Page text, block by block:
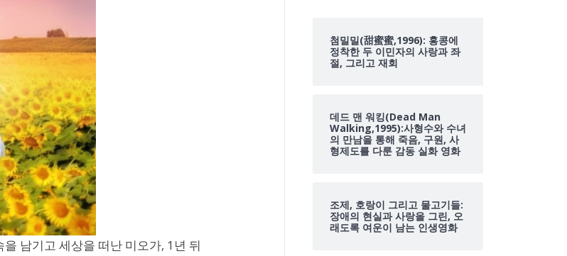
남기고 세상을 떠난 미오가, 1년 뒤
첨밀밀(甜蜜蜜,1996): 홍콩에
정착한 두 이민자의 사랑과 좌
절, 그리고 재회
데드 맨 워킹(Dead Man
Walking,1995):사형수와 수녀
의 만남을 통해 죽음, 구원, 사
형제도를 다룬 감동 실화 영화
조제, 호랑이 그리고 물고기들:
장애의 현실과 사랑을 그린, 오
래도록 여운이 남는 인생영화